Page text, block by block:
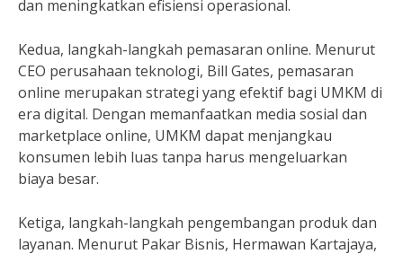
dan meningkatkan efisiensi operasional.
Kedua, langkah-langkah pemasaran online. Menurut
CEO perusahaan teknologi, Bill Gates, pemasaran
online merupakan strategi yang efektif bagi UMKM di
era digital. Dengan memanfaatkan media sosial dan
marketplace online, UMKM dapat menjangkau
konsumen lebih luas tanpa harus mengeluarkan
biaya besar.
Ketiga, langkah-langkah pengembangan produk dan
layanan. Menurut Pakar Bisnis, Hermawan Kartajaya,